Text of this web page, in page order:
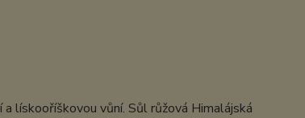
lískooříškovou vůní. Sůl růžová Himalájská